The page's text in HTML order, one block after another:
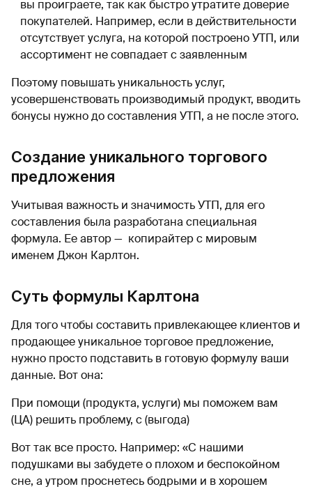
вы проиграете, так как быстро утратите доверие
покупателей. Например, если в действительности
отсутствует услуга, на которой построено УТП, или
ассортимент не совпадает с заявленным
Поэтому повышать уникальность услуг,
усовершенствовать производимый продукт, вводить
бонусы нужно до составления УТП, а не после этого.
Создание уникального торгового
предложения
Учитывая важность и значимость УТП, для его
составления была разработана специальная
формула. Ее автор — копирайтер с мировым
именем Джон Карлтон.
Суть формулы Карлтона
Для того чтобы составить привлекающее клиентов и
продающее уникальное торговое предложение,
нужно просто подставить в готовую формулу ваши
данные. Вот она:
При помощи (продукта, услуги) мы поможем вам
(ЦА) решить проблему, с (выгода)
Вот так все просто. Например: «С нашими
подушками вы забудете о плохом и беспокойном
сне, а утром проснетесь бодрыми и в хорошем